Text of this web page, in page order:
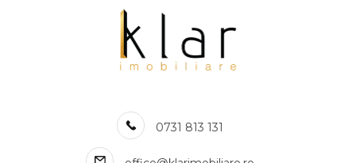
Apartamente de vanzare in Cluj-Napoca Semicentral / Gara
Apartamente de vanzare in Cluj-Napoca Grigorescu
Apartamente de vanzare in Cluj-Napoca Europa
Numar de camere apartamente de vanzare
Apartamente de vanzare 1 camera
Apartamente de vanzare 2 camere
0731 813 131